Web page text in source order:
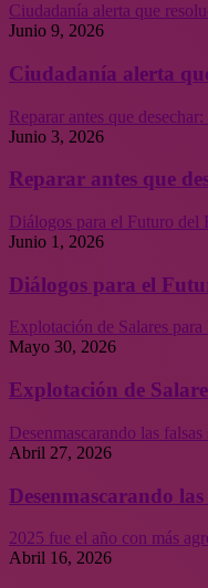
Ciudadanía alerta que
Junio 9, 2026
Ciudadanía alerta
Reparar antes que
Junio 3, 2026
Reparar antes que
Diálogos para el Futuro del
Junio 1, 2026
Diálogos para el
Explotación de Salares
Mayo 30, 2026
Explotación de
Desenmascarando las
Abril 27, 2026
Desenmascarando
2025 fue el año con más
Abril 16, 2026